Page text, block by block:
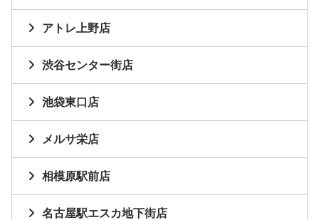
アトレ上野店
渋谷センター街店
池袋東口店
メルサ栄店
相模原駅前店
名古屋駅エスカ地下街店